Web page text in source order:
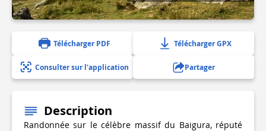
Télécharger PDF Télécharger GPX
Consulter sur l'application Partager
Description
Randonnée sur le célèbre massif du Baigura, réputé